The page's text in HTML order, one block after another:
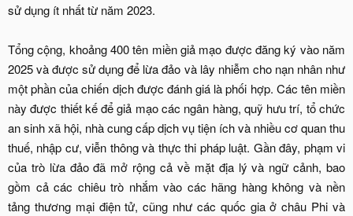
sử dụng ít nhất từ năm 2023.
Tổng cộng, khoảng 400 tên miền giả mạo được đăng ký vào năm
2025 và được sử dụng để lừa đảo và lây nhiễm cho nạn nhân như
một phần của chiến dịch được đánh giá là phối hợp. Các tên miền
này được thiết kế để giả mạo các ngân hàng, quỹ hưu trí, tổ chức
an sinh xã hội, nhà cung cấp dịch vụ tiện ích và nhiều cơ quan thu
thuế, nhập cư, viễn thông và thực thi pháp luật. Gần đây, phạm vi
của trò lừa đảo đã mở rộng cả về mặt địa lý và ngữ cảnh, bao
gồm cả các chiêu trò nhắm vào các hãng hàng không và nền
tảng thương mại điện tử, cũng như các quốc gia ở châu Phi và